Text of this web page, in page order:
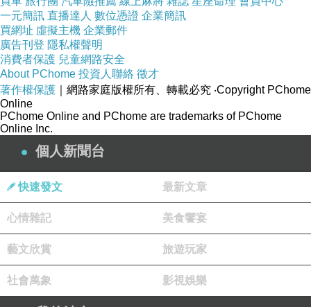
一元簡訊 直播達人 數位憑證 企業簡訊
買網址 虛擬主機 企業郵件
廣告刊登 隱私權聲明
消費者保護 兒童網路安全
About PChome 投資人聯絡 徵才
著作權保護 ｜網路家庭版權所有、轉載必究 ‧Copyright PChome
Online
PChome Online and PChome are trademarks of PChome
Online Inc.
個人新聞台
快速發文 最新文章
心情雜記 美食饗宴
藝文欣賞 旅遊玩家
社會萬象 影視娛樂